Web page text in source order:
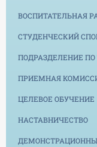
ВОСПИТАТЕЛЬНАЯ
СТУДЕНЧЕСКИЙ
ПОДРАЗДЕЛЕНИЕ
ПРИЕМНАЯ
ЦЕЛЕВОЕ ОБУЧЕНИЕ
НАСТАВНИЧЕСТВО